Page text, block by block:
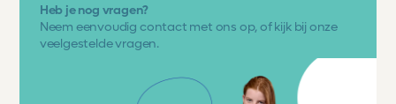
Heb je nog vragen?
Neem eenvoudig contact met ons op, of kijk bij onze
veelgestelde vragen.